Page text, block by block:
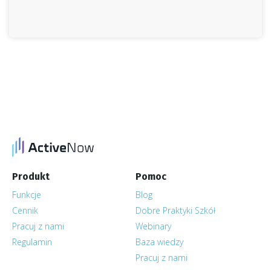
Produkt
Funkcje
Cennik
Pracuj z nami
Regulamin
Pomoc
Blog
Dobre Praktyki Szkół
Webinary
Baza wiedzy
Pracuj z nami